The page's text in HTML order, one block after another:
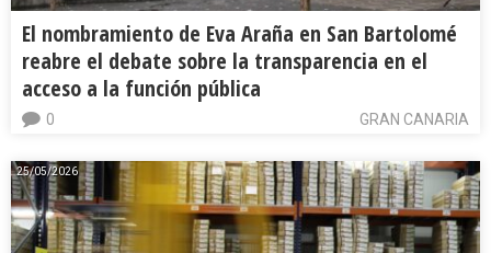
El nombramiento de Eva Araña en San Bartolomé
reabre el debate sobre la transparencia en el
acceso a la función pública
GRAN CANARIA
0
25/05/2026